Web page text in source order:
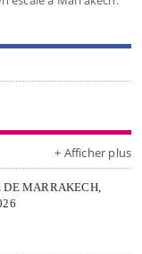
+ Afficher plus
DE MARRAKECH,